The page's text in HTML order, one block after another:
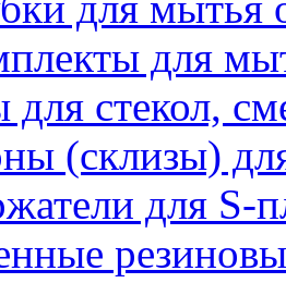
для
стекол,
(склизы)
для S-